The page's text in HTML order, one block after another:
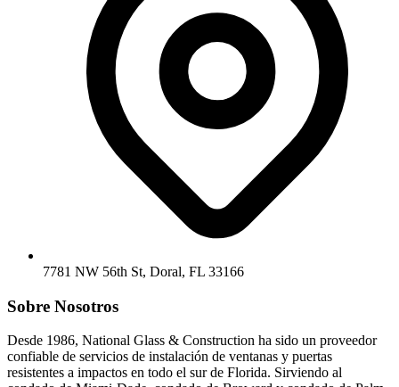
7781 NW 56th St, Doral, FL 33166
Sobre Nosotros
Desde 1986, National Glass & Construction ha sido un proveedor
confiable de servicios de instalación de ventanas y puertas
resistentes a impactos en todo el sur de Florida. Sirviendo al